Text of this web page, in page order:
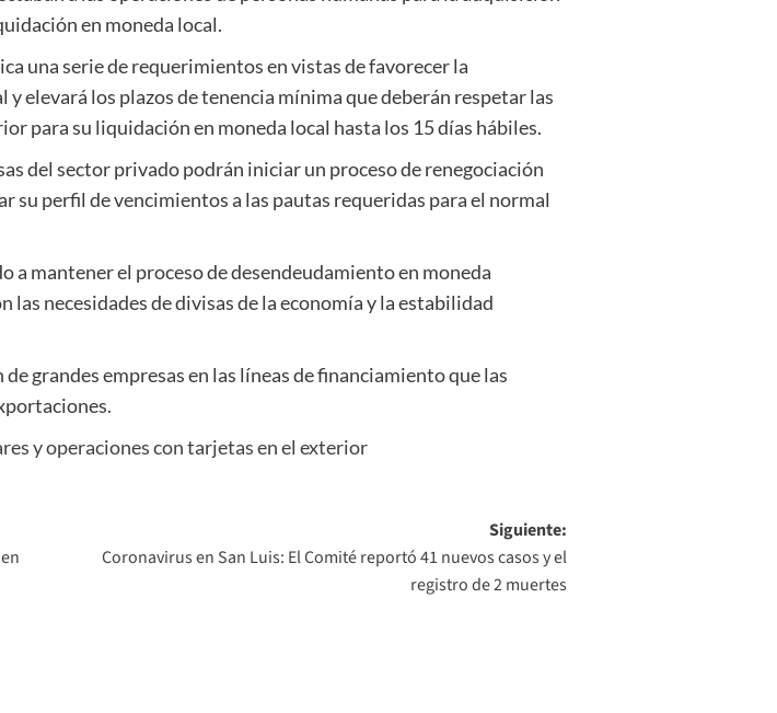
en moneda local.
una serie de requerimientos en vistas de favorecer la
elevará los plazos de tenencia mínima que deberán respetar las
para su liquidación en moneda local hasta los 15 días hábiles.
del sector privado podrán iniciar un proceso de renegociación
su perfil de vencimientos a las pautas requeridas para el normal
a mantener el proceso de desendeudamiento en moneda
necesidades de divisas de la economía y la estabilidad
grandes empresas en las líneas de financiamiento que las
y operaciones con tarjetas en el exterior
Siguiente:
Coronavirus en San Luis: El Comité reportó 41 nuevos casos y el
registro de 2 muertes